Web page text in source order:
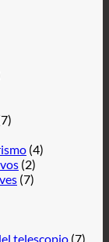
(4)
(2)
(7)
telescopio (7)